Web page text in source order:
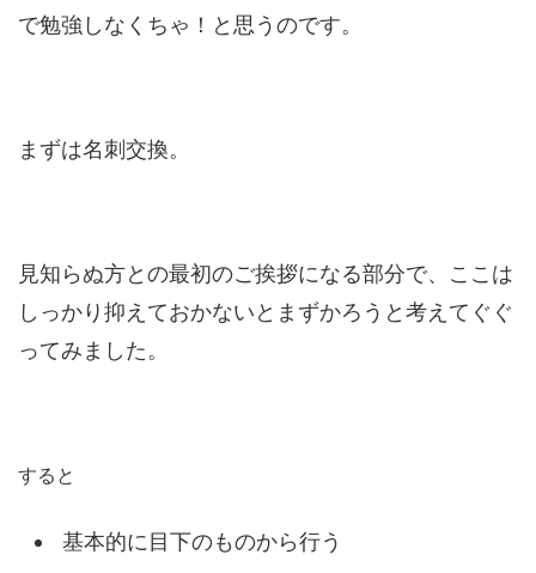
で勉強しなくちゃ！と思うのです。
まずは名刺交換。
見知らぬ方との最初のご挨拶になる部分で、ここは
しっかり抑えておかないとまずかろうと考えてぐぐ
ってみました。
すると
基本的に目下のものから行う